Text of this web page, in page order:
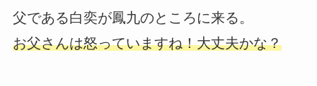
父である白奕が鳳九のところに来る。
お父さんは怒っていますね！大丈夫かな？